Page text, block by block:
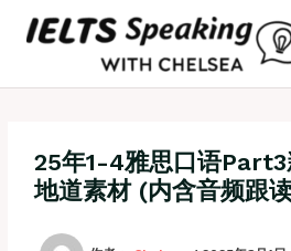
25年1-4雅思口语Part3
地道素材 (内含音频跟